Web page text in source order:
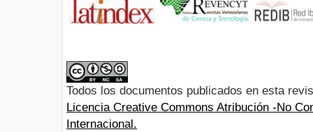
Todos los documentos publicados en esta
Licencia Creative Commons Atribución -No
Internacional.